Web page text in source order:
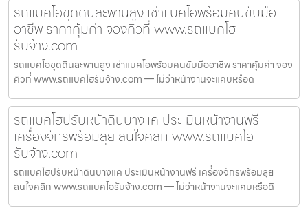
รถแบคโฮขุดดินสะพานสูง เช่าแบคโฮพร้อมคนขับมือ
อาชีพ ราคาคุ้มค่า จองคิวที่ www.รถแบคโฮ
รับจ้าง.com
รถแบคโฮขุดดินสะพานสูง เช่าแบคโฮพร้อมคนขับมืออาชีพ ราคาคุ้มค่า จอง
คิวที่ www.รถแบคโฮรับจ้าง.com — ไม่ว่าหน้างานจะแคบหรือด
รถแบคโฮปรับหน้าดินบางแค ประเมินหน้างานฟรี
เครื่องจักรพร้อมลุย สนใจคลิก www.รถแบคโฮ
รับจ้าง.com
รถแบคโฮปรับหน้าดินบางแค ประเมินหน้างานฟรี เครื่องจักรพร้อมลุย
สนใจคลิก www.รถแบคโฮรับจ้าง.com — ไม่ว่าหน้างานจะแคบหรือดิ